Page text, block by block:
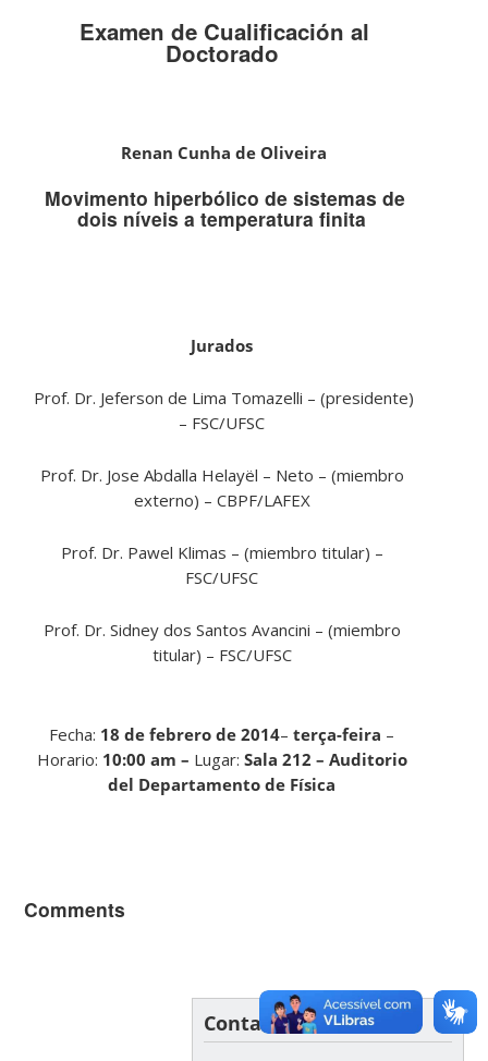
Examen de Cualificación al
Doctorado
Renan Cunha de Oliveira
Movimento hiperbólico de sistemas de
dois níveis a temperatura finita
Jurados
Prof. Dr. Jeferson de Lima Tomazelli – (presidente)
– FSC/UFSC
Prof. Dr. Jose Abdalla Helayël – Neto – (miembro
externo) – CBPF/LAFEX
Prof. Dr. Pawel Klimas – (miembro titular) –
FSC/UFSC
Prof. Dr. Sidney dos Santos Avancini – (miembro
titular) – FSC/UFSC
Fecha: 18 de febrero de 2014– terça-feira –
Horario: 10:00 am – Lugar: Sala 212 – Auditorio
del Departamento de Física
Comments
Contato